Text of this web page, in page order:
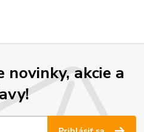
novinky, akcie a